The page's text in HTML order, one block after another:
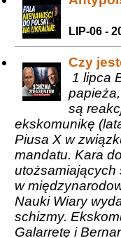
LIP-06 -
Czy
1 lipca
są
ekskomunikę
Piusa X w
mandatu. Kara
utożsamiających
w
Nauki Wiary
schizmy.
Galarretę i